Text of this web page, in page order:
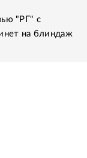
"РГ" с
на блиндаж